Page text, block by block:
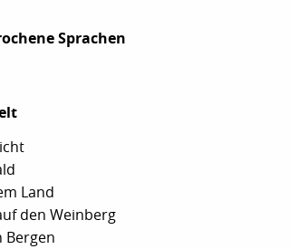
Sprachen
Sprachen
Land
den Weinberg
Bergen